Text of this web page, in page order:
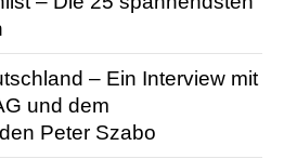
– Ein Interview mit
und dem
Peter Szabo